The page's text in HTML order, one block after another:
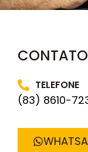
TELEFONE
(83) 8610-